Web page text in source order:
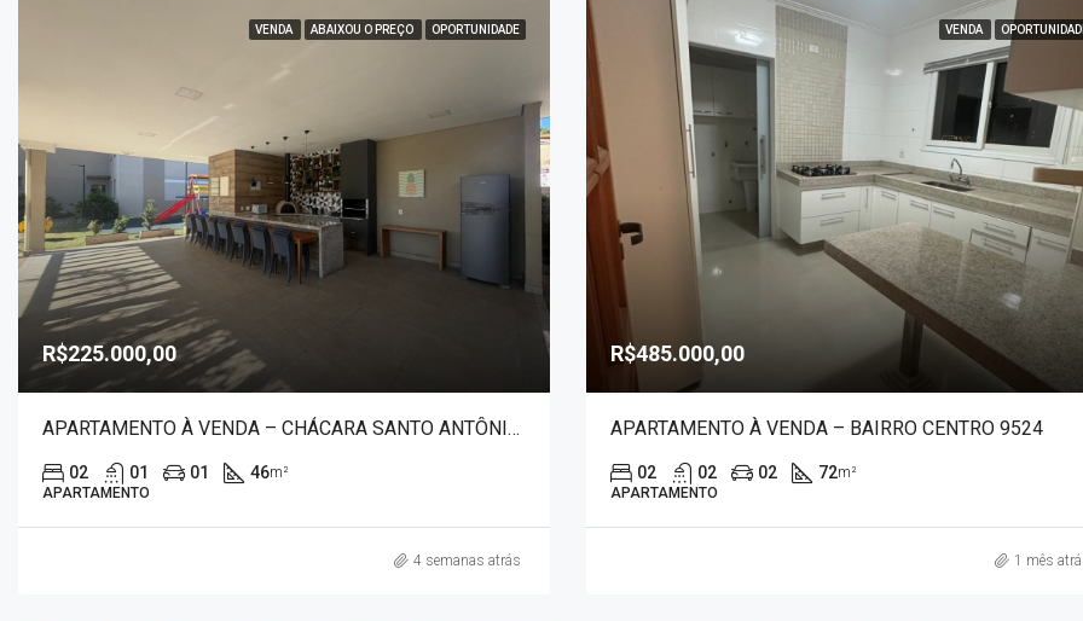
VENDA ABAIXOU O PREÇO OPORTUNIDADE
R$225.000,00
APARTAMENTO À VENDA – CHÁCARA SANTO ANTÔNIO 3992
02 01 01 46m²
APARTAMENTO
4 semanas atrás
VENDA
R$485.000,00
APARTAMENTO À VENDA – BAIRRO CENTRO 9524
02 02 02 72m²
APARTAMENTO
1 mês